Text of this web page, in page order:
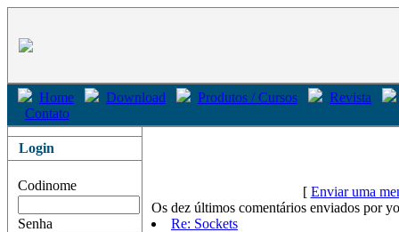
Home Download Produtos / Cursos
Revista
Contato
Login
Codinome
Senha
[ Enviar uma
Os dez últimos comentários enviados por
Re: Sockets